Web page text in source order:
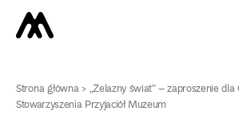
Strona główna>„Żelazny świat” – zaproszenie dla
Stowarzyszenia Przyjaciół Muzeum